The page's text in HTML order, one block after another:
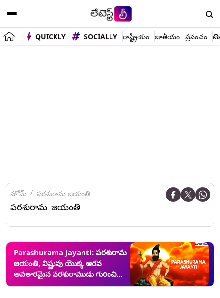
QUICKLY SOCIALLY రాష్ట్రీయం జాతీయం ప్రపంచం
హోమ్ పరశురామ జయంతి
పరశురామ జయంతి
Parashurama Jayanti: పరశురామ
జయంతి, విష్ణువు యొక్క ఆరవ
అవతారమైన పరశురాముడు గురించి
ప్రత్యేక కథనం ఇదిగో..